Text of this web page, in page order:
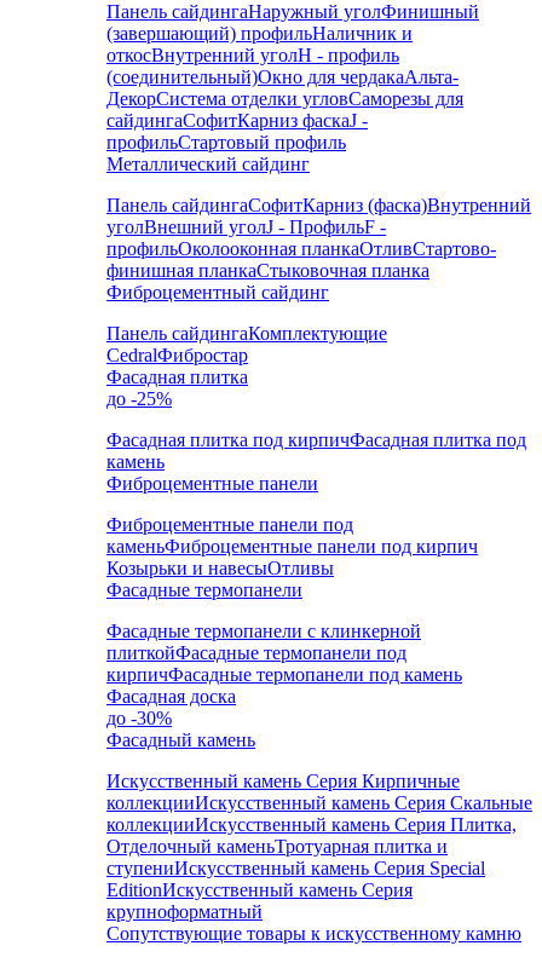
Панель сайдингаНаружный уголФинишный
(завершающий) профильНаличник и
откосВнутренний уголH - профиль
(соединительный)Окно для чердакаАльта-
ДекорСистема отделки угловСаморезы для
сайдингаСофитКарниз фаскаJ -
профильСтартовый профиль
Металлический сайдинг
Панель сайдингаСофитКарниз (фаска)Внутренний
уголВнешний уголJ - ПрофильF -
профильОколооконная планкаОтливСтартово-
финишная планкаСтыковочная планка
Фиброцементный сайдинг
Панель сайдингаКомплектующие
CedralФибростар
Фасадная плитка
до -25%
Фасадная плитка под кирпичФасадная плитка под
камень
Фиброцементные панели
Фиброцементные панели под
каменьФиброцементные панели под кирпич
Козырьки и навесыОтливы
Фасадные термопанели
Фасадные термопанели с клинкерной
плиткойФасадные термопанели под
кирпичФасадные термопанели под камень
Фасадная доска
до -30%
Фасадный камень
Искусственный камень Серия Кирпичные
коллекцииИскусственный камень Серия Скальные
коллекцииИскусственный камень Серия Плитка,
Отделочный каменьТротуарная плитка и
ступениИскусственный камень Серия Special
EditionИскусственный камень Серия
крупноформатный
Сопутствующие товары к искусственному камню